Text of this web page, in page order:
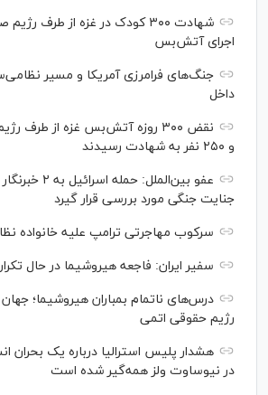
شهادت ۳۰۰ کودک در غزه از طرف
اجرای آتش‌بس
جنگ‌های فرامرزی آمریکا و مسیر
داخل
نقض ۳۰۰ روزه آتش‌بس غزه از طرف
و ۲۵۰ نفر به شهادت رسیدند
عفو بین‌الملل:
جنایت جنگی مورد بررسی قرار گیرد
سرکوب مهاجرتی ترامپ علیه خانواده
سفیر ایران: فاجعه هیروشیما در حال
درس‌های ناتمام بمباران هیروشیما؛
رژیم حقوقی اتمی
هشدار پلیس استرالیا درباره یک بحران
در نیوساوت ولز همه‌گیر شده است